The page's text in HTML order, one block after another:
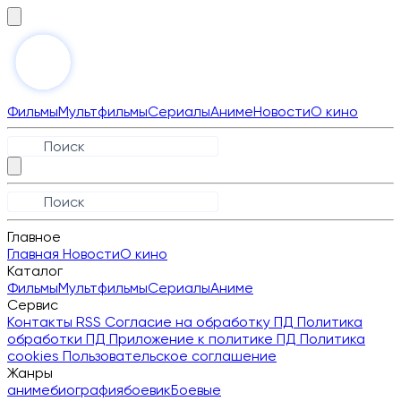
ФильмыМультфильмыСериалыАнимеНовостиО кино
Главное
Главная НовостиО кино
Каталог
ФильмыМультфильмыСериалыАниме
Сервис
Контакты RSS Согласие на обработку ПД Политика
обработки ПД Приложение к политике ПД Политика
cookies Пользовательское соглашение
Жанры
анимебиографиябоевикБоевые